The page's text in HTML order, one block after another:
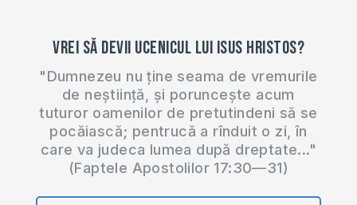
Vrei să devii ucenicul lui Isus Hristos?
"Dumnezeu nu ține seama de vremurile
de neștiință, și poruncește acum
tuturor oamenilor de pretutindeni să se
pocăiască; pentrucă a rînduit o zi, în
care va judeca lumea după dreptate..."
(Faptele Apostolilor 17:30—31)